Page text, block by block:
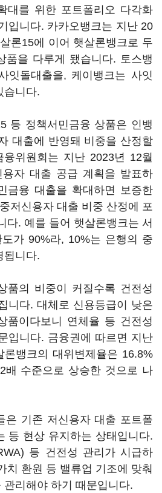
대를 위한 포트폴리오 다각화
입니다. 카카오뱅크는 지난 20
론15에 이어 햇살론뱅크로 두
품을 다루게 됐습니다. 토스뱅
잇돌대출을, 케이뱅크는 사잇
습니다.
등 정책서민금융 상품은 인뱅
대출에 반영돼 비중을 산정할
위원회는 지난 2023년 12월
용자 대출 공급 계획을 발표하
금융 대출을 확대하면 보증한
저신용자 대출 비중 산정에 포
다. 예를 들어 햇살론뱅크는 서
가 90%라, 10%는 은행의 중
됩니다.
품의 비중이 커질수록 건전성
니다. 대체로 신용등급이 낮은
품이다보니 연체율 등 건전성
입니다. 금융권에 따르면 지난
뱅크의 대위변제율은 16.8%
배 수준으로 상승한 것으로 나
은 기존 저신용자 대출 포트폴
등 현상 유지하는 상태입니다.
등 건전성 관리가 시급하
치 환원 등 밸류업 기조에 맞춰
리해야 하기 때문입니다.